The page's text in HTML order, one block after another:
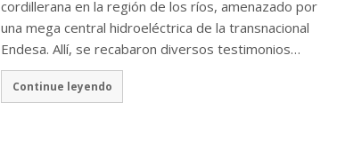
cordillerana en la región de los ríos, amenazado por
una mega central hidroeléctrica de la transnacional
Endesa. Allí, se recabaron diversos testimonios…
Continue leyendo